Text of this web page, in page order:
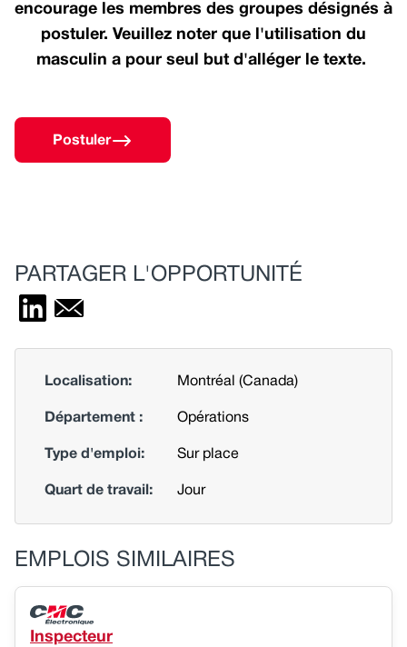
encourage les membres des groupes désignés à
postuler. Veuillez noter que l'utilisation du
masculin a pour seul but d'alléger le texte.
Postuler
PARTAGER L'OPPORTUNITÉ
Localisation: Montréal (Canada)
Département : Opérations
Type d'emploi: Sur place
Quart de travail: Jour
EMPLOIS SIMILAIRES
Inspecteur